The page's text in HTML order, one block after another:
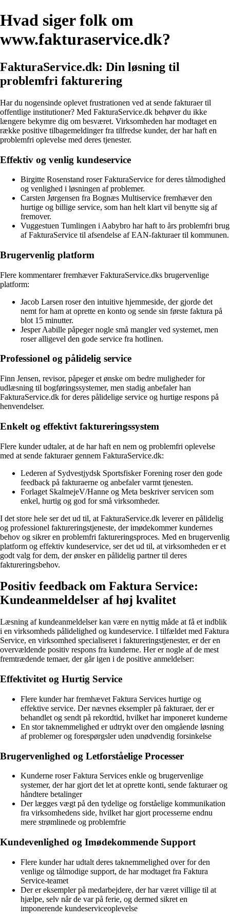
Hvad siger folk om
www.fakturaservice.dk?
FakturaService.dk: Din løsning til
problemfri fakturering
Har du nogensinde oplevet frustrationen ved at sende fakturaer til
offentlige institutioner? Med FakturaService.dk behøver du ikke
længere bekymre dig om besværet. Virksomheden har modtaget en
række positive tilbagemeldinger fra tilfredse kunder, der har haft en
problemfri oplevelse med deres tjenester.
Effektiv og venlig kundeservice
Birgitte Rosenstand roser FakturaService for deres tålmodighed
og venlighed i løsningen af problemer.
Carsten Jørgensen fra Bognæs Multiservice fremhæver den
hurtige og billige service, som han helt klart vil benytte sig af
fremover.
Vuggestuen Tumlingen i Aabybro har haft to års problemfri brug
af FakturaService til afsendelse af EAN-fakturaer til kommunen.
Brugervenlig platform
Flere kommentarer fremhæver FakturaService.dks brugervenlige
platform:
Jacob Larsen roser den intuitive hjemmeside, der gjorde det
nemt for ham at oprette en konto og sende sin første faktura på
blot 15 minutter.
Jesper Aabille påpeger nogle små mangler ved systemet, men
roser alligevel den gode service fra hotlinen.
Professionel og pålidelig service
Finn Jensen, revisor, påpeger et ønske om bedre muligheder for
udlæsning til bogføringssystemer, men stadig anbefaler han
FakturaService.dk for deres pålidelige service og hurtige respons på
henvendelser.
Enkelt og effektivt faktureringssystem
Flere kunder udtaler, at de har haft en nem og problemfri oplevelse
med at sende fakturaer gennem FakturaService.dk:
Lederen af Sydvestjydsk Sportsfisker Forening roser den gode
feedback på fakturaerne og anbefaler varmt tjenesten.
Forlaget SkalmejeV/Hanne og Meta beskriver servicen som
enkel, hurtig og god for små virksomheder.
I det store hele ser det ud til, at FakturaService.dk leverer en pålidelig
og professionel faktureringstjeneste, der imødekommer kundernes
behov og sikrer en problemfri faktureringsproces. Med en brugervenlig
platform og effektiv kundeservice, ser det ud til, at virksomheden er et
godt valg for dem, der ønsker en pålidelig partner til deres
faktureringsbehov.
Positiv feedback om Faktura Service:
Kundeanmeldelser af høj kvalitet
Læsning af kundeanmeldelser kan være en nyttig måde at få et indblik
i en virksomheds pålidelighed og kundeservice. I tilfældet med Faktura
Service, en virksomhed specialiseret i faktureringstjenester, er der en
overvældende positiv respons fra kunderne. Her er nogle af de mest
fremtrædende temaer, der går igen i de positive anmeldelser:
Effektivitet og Hurtig Service
Flere kunder har fremhævet Faktura Services hurtige og
effektive service. Der nævnes eksempler på fakturaer, der er
behandlet og sendt på rekordtid, hvilket har imponeret kunderne
En stor taknemmelighed er udtrykt over den omgående løsning
af problemer og forespørgsler uden unødvendig forsinkelse
Brugervenlighed og Letforståelige Processer
Kunderne roser Faktura Services enkle og brugervenlige
systemer, der har gjort det let at oprette konti, sende fakturaer og
håndtere betalinger
Der lægges vægt på den tydelige og forståelige kommunikation
fra virksomhedens side, hvilket har gjort processerne endnu
mere strømlinede og problemfrie
Kundevenlighed og Imødekommende Support
Flere kunder har udtalt deres taknemmelighed over for den
venlige og tålmodige support, de har modtaget fra Faktura
Service-teamet
Der er eksempler på medarbejdere, der har været villige til at
hjælpe, selv når de var på ferie, og dermed sikret en
imponerende kundeserviceoplevelse